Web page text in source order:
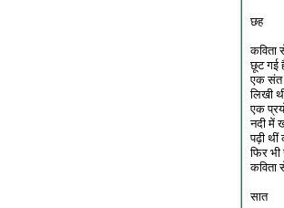
छह
कविता
छूट गई
एक संत
लिखी
एक
नदी में
पढ़ी थीं
फिर भी
कविता
सात